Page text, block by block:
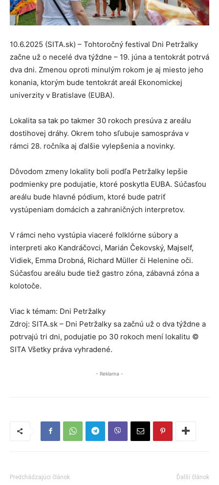
10.6.2025 (SITA.sk) – Tohtoročný festival Dni Petržalky
začne už o necelé dva týždne – 19. júna a tentokrát potrvá
dva dni. Zmenou oproti minulým rokom je aj miesto jeho
konania, ktorým bude tentokrát areál Ekonomickej
univerzity v Bratislave (EUBA).
Lokalita sa tak po takmer 30 rokoch presúva z areálu
dostihovej dráhy. Okrem toho sľubuje samospráva v
rámci 28. ročníka aj ďalšie vylepšenia a novinky.
Dôvodom zmeny lokality boli podľa Petržalky lepšie
podmienky pre podujatie, ktoré poskytla EUBA. Súčasťou
areálu bude hlavné pódium, ktoré bude patriť
vystúpeniam domácich a zahraničných interpretov.
V rámci neho vystúpia viaceré folklórne súbory a
interpreti ako Kandráčovci, Marián Čekovský, Majself,
Vidiek, Emma Drobná, Richard Müller či Helenine oči.
Súčasťou areálu bude tiež gastro zóna, zábavná zóna a
kolotoče.
Viac k témam: Dni Petržalky
Zdroj: SITA.sk – Dni Petržalky sa začnú už o dva týždne a
potrvajú tri dni, podujatie po 30 rokoch mení lokalitu ©
SITA Všetky práva vyhradené.
- Reklama -
Predchádzajúci článok Ďalší článok